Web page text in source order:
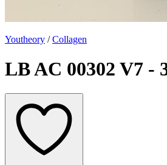
Youtheory /Collagen
LB AC 00302 V7 -